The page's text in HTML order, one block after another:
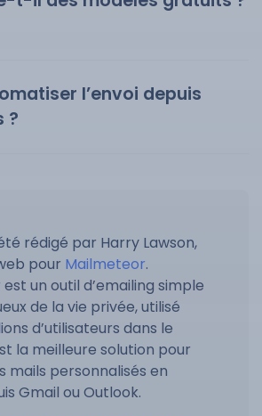
l’envoi depuis
?
rédigé par Harry Lawson,
pour Mailmeteor.
un outil d’emailing simple
de la vie privée, utilisé
d’utilisateurs dans le
la meilleure solution pour
mails personnalisés en
Gmail ou Outlook.